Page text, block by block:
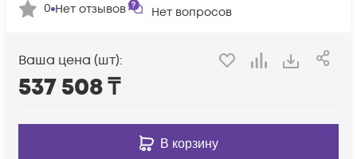
0 Нет отзывов Нет вопросов
Ваша цена (шт):
537 508₸
В корзину